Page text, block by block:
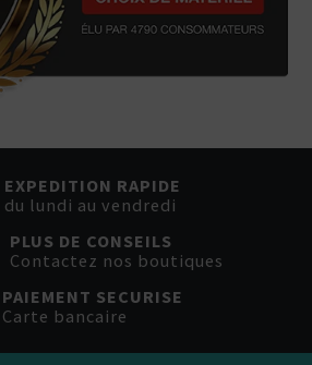
EXPEDITION RAPIDE
du lundi au vendredi
PLUS DE CONSEILS
Contactez nos boutiques
PAIEMENT SECURISE
Carte bancaire